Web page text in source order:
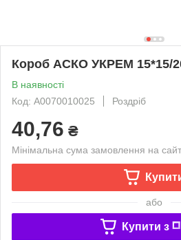
Короб АСКО УКРЕМ 15*15/
В наявності
Код: A0070010025
Роздріб
40,76 ₴
Мінімальна сума замовлення на
або
Купити з